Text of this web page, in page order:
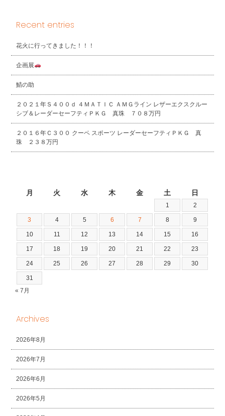
Recent entries
花火に行ってきました！！！
企画展
鯖の助
２０２１年Ｓ４００ｄ ４ＭＡＴＩＣ ＡＭＧライン レザーエクスクルー
シブ＆レーダーセーフティＰＫＧ 真珠 ７０８万円
２０１６年Ｃ３００ クーペ スポーツ レーダーセーフティＰＫＧ 真
珠 ２３８万円
月 火 水 木 金 土 日
1 2
3 4 5 6 7 8 9
10 11 12 13 14 15 16
17 18 19 20 21 22 23
24 25 26 27 28 29 30
31
« 7月
Archives
2026年8月
2026年7月
2026年6月
2026年5月